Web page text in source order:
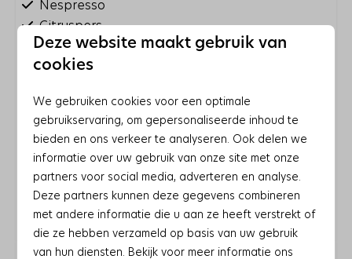
Nespresso
Citruspers
Blender
Waterkoker: Elektrische waterkoker
Magnetron: Magnetron
Oven: Heteluchtoven
Entertainment
Flatscreen TV
Wifi
Toon meer ↓
Energielabel:
Deze website maakt gebruik van
cookies
We gebruiken cookies voor een optimale
gebruikservaring, om gepersonaliseerde inhoud te
bieden en ons verkeer te analyseren. Ook delen we
informatie over uw gebruik van onze site met onze
partners voor social media, adverteren en analyse.
Deze partners kunnen deze gegevens combineren
met andere informatie die u aan ze heeft verstrekt of
die ze hebben verzameld op basis van uw gebruik
van hun diensten. Bekijk voor meer informatie ons